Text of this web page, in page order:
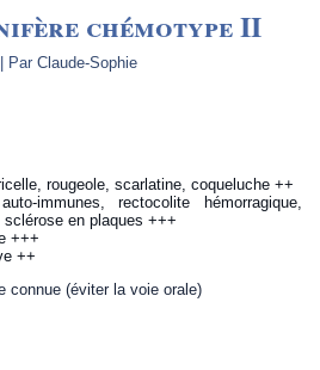
chémotype II
| Par Claude-Sophie
rougeole, scarlatine, coqueluche ++
immunes, rectocolite hémorragique,
en plaques +++
+++
++
connue (éviter la voie orale)